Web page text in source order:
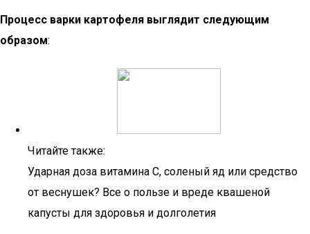
Процесс варки картофеля выглядит следующим
образом:
Читайте также:
Ударная доза витамина С, соленый яд или средство
от веснушек? Все о пользе и вреде квашеной
капусты для здоровья и долголетия